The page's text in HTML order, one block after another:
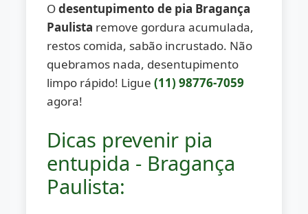
Odesentupimento de pia Bragança
Paulista remove gordura acumulada,
restos comida, sabão incrustado. Não
quebramos nada, desentupimento
limpo rápido! Ligue(11) 98776-7059
agora!
Dicas prevenir pia
entupida - Bragança
Paulista: